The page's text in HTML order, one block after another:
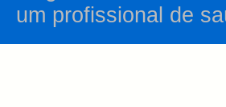
um profissional de